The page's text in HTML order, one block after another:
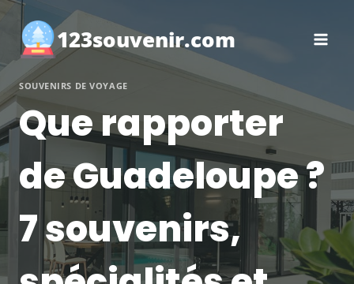
Aller
contenu 123souvenir.com
SOUVENIRS DE VOYAGE
Que rapporter
de Guadeloupe ?
7 souvenirs,